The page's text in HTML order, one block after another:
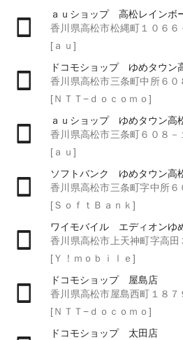
ａｕショップ 高松レインボ
香川県高松市松縄町１０６６
[ａｕ]
ドコモショップ ゆめタウン
香川県高松市三条町中所６０
[ＮＴＴ−ｄｏｃｏｍｏ]
ａｕショップ ゆめタウン高
香川県高松市三条町６０８－
[ａｕ]
ソフトバンク ゆめタウン高
香川県高松市三条町字中所６
[ＳｏｆｔＢａｎｋ]
ワイモバイル エディオンゆ
香川県高松市上天神町字高田
[Ｙ！ｍｏｂｉｌｅ]
ドコモショップ 屋島店
香川県高松市屋島西町１８７
[ＮＴＴ−ｄｏｃｏｍｏ]
ドコモショップ 太田店